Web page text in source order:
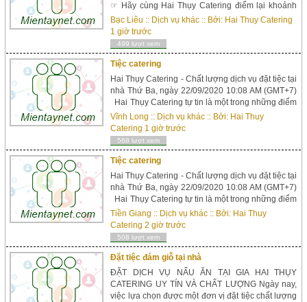
☞ Hãy cùng Hai Thụy Catering điểm lại khoảnh
khắc vui vẻ của buổi tiệc khai trương qua video
này nhé! Tiệc buffet khai trương Thành Long
Hotel ngày 02/09/2019 – Hai Thụy Catering Ngày
ra mắt đứa con tinh thần cũng là thời khắc đánh
dấu tr...
Bạc Liêu :: Dịch vụ khác :: Bởi: Hai Thuy Catering
1 giờ trước
499 lượt xem
Tiệc catering
Hai Thụy Catering - Chất lượng dịch vụ đặt tiệc tại
nhà Thứ Ba, ngày 22/09/2020 10:08 AM (GMT+7)
Hai Thụy Catering tự tin là một trong những điểm
sáng nổi bật trong bức tranh tổng thể của ngành
tổ chức tiệc lưu động đang phát triển mạnh mẽ tại
Việt Nam ngày nay. Tầm nhìn từ niềm đam mê ẩm
thực song song v...
Vĩnh Long :: Dịch vụ khác :: Bởi: Hai Thuy
Catering 1 giờ trước
568 lượt xem
Tiệc catering
Hai Thụy Catering - Chất lượng dịch vụ đặt tiệc tại
nhà Thứ Ba, ngày 22/09/2020 10:08 AM (GMT+7)
Hai Thụy Catering tự tin là một trong những điểm
sáng nổi bật trong bức tranh tổng thể của ngành
tổ chức tiệc lưu động đang phát triển mạnh mẽ tại
Việt Nam ngày nay. Tầm nhìn từ niềm đam mê ẩm
thực song song v...
Tiền Giang :: Dịch vụ khác :: Bởi: Hai Thuy
Catering 2 giờ trước
508 lượt xem
Đặt tiệc đám giỗ tại nhà
ĐẶT DỊCH VỤ NẤU ĂN TẠI GIA HAI THỤY
CATERING UY TÍN VÀ CHẤT LƯỢNG Ngày nay,
việc lựa chọn được một đơn vị đặt tiệc chất lượng